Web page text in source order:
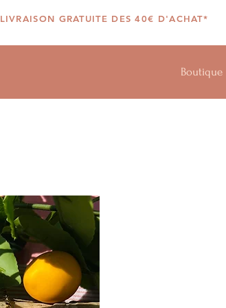
LIVRAISON GRATUITE DES 40€ D'ACHAT*
Boutique